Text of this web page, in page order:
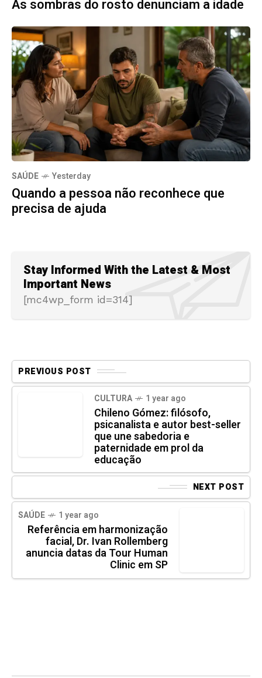
As sombras do rosto denunciam a idade
SAÚDE Yesterday
Quando a pessoa não reconhece que
precisa de ajuda
Stay Informed With the Latest & Most
Important News
[mc4wp_form id=314]
PREVIOUS POST
CULTURA 1 year ago
Chileno Gómez: filósofo,
psicanalista e autor best-seller
que une sabedoria e
paternidade em prol da
educação
NEXT POST
SAÚDE 1 year ago
Referência em harmonização
facial, Dr. Ivan Rollemberg
anuncia datas da Tour Human
Clinic em SP